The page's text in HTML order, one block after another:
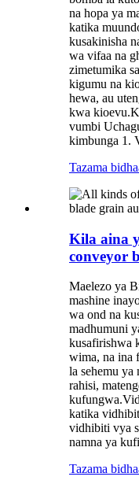
na hopa ya
katika
kusakinisha
wa vifaa na
zimetumika
kigumu na
hewa, au
kwa
vumbi
kimbunga 1.
Tazama
Kila aina
conveyor
Maelezo ya
mashine
wa ond na
madhumuni
kusafirishwa
wima, na ina
la sehemu ya
rahisi,
katika
vidhibiti vya
namna ya
Tazama